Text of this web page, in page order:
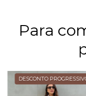
Para
DESCONTO